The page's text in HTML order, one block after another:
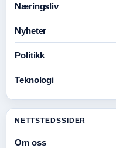
Næringsliv
Nyheter
Politikk
Teknologi
NETTSTEDSSIDER
Om oss